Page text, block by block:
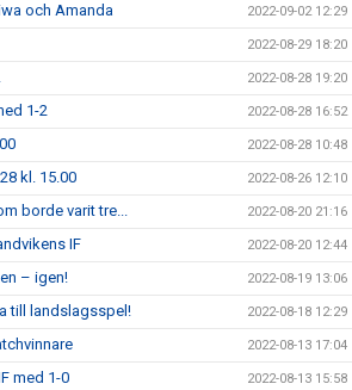
och Amanda 2022-09-02 12:29
2022-08-29 18:20
2022-08-28 19:20
1-2 2022-08-28 16:52
2022-08-28 10:48
kl. 15.00 2022-08-26 12:10
borde varit tre... 2022-08-20 21:16
IF 2022-08-20 12:44
– igen! 2022-08-19 13:06
till landslagsspel! 2022-08-18 12:29
2022-08-13 17:04
med 1-0 2022-08-13 15:58